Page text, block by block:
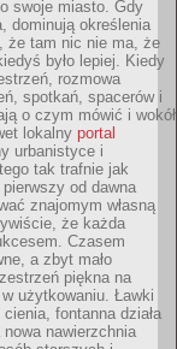
swoje miasto. Gdy
dominują określenia
że tam nic nie ma, że
było lepiej. Kiedy
rozmowa
spotkań, spacerów i
o czym mówić i wokół
lokalny portal
urbanistyce i
tak trafnie jak
od dawna
znajomym własną
że każda
Czasem
a zbyt mało
piękna na
użytkowaniu. Ławki
fontanna działa
nawierzchnia